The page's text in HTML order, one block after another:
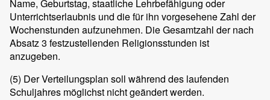
Name, Geburtstag, staatliche Lehrbefähigung oder
Unterrichtserlaubnis und die für ihn vorgesehene Zahl der
Wochenstunden aufzunehmen. Die Gesamtzahl der nach
Absatz 3 festzustellenden Religionsstunden ist
anzugeben.
(5) Der Verteilungsplan soll während des laufenden
Schuljahres möglichst nicht geändert werden.